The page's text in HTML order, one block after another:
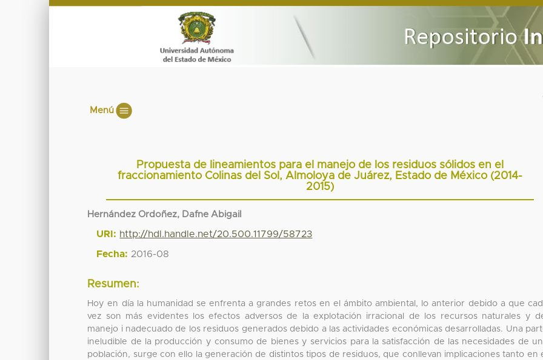
Menú
Propuesta de lineamientos para el manejo de los residuos sólidos en el
fraccionamiento Colinas del Sol, Almoloya de Juárez, Estado de México (2014-
2015)
Hernández Ordoñez, Dafne Abigail
URI: http://hdl.handle.net/20.500.11799/58723
Fecha: 2016-08
Resumen:
Hoy en día la humanidad se enfrenta a grandes retos en el ámbito ambiental, lo anterior debido a que
vez son más evidentes los efectos adversos de la explotación irracional de los recursos naturales y
manejo i nadecuado de los residuos generados debido a las actividades económicas desarrolladas. Una
ineludible de la producción y consumo de bienes y servicios para la satisfacción de las necesidades de
población, surge con ello la generación de distintos tipos de residuos, que conllevan implicaciones tanto en